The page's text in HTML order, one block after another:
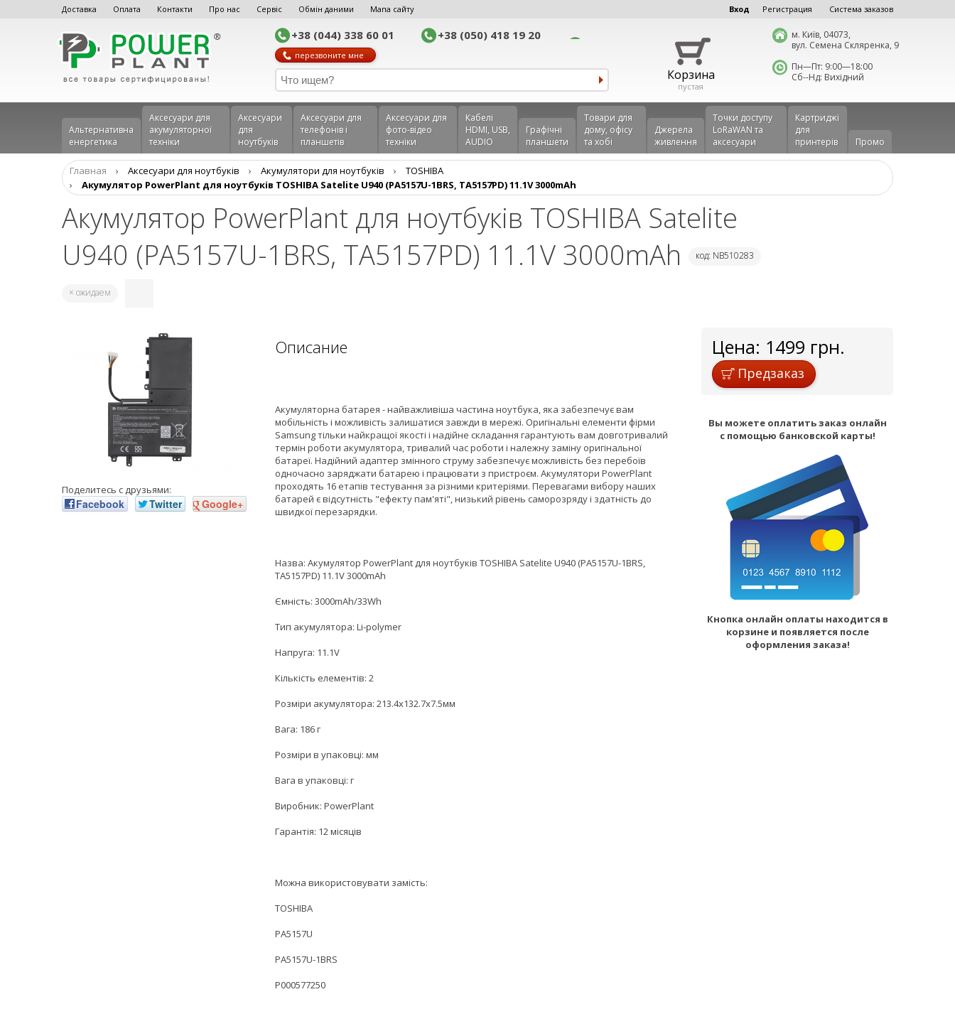
Доставка Оплата Контакти Про нас Сервіс Обмін даними Мапа сайту Вход Регистрация Система заказов
+38 (044) 338 60 01 +38 (050) 418 19 20
перезвоните мне
Корзина
пустая
м. Київ, 04073,
вул. Семена Скляренка, 9
Пн—Пт: 9:00—18:00
Сб--Нд: Вихідний
Альтернативна
енергетика
Аксесуари для
акумуляторної
техніки
Аксесуари
для
ноутбуків
Аксеcуари для
телефонів і
планшетів
Аксесуари для
фото-відео
техніки
Кабелі
HDMI, USB,
AUDIO
Графічні
планшети
Товари для
дому, офісу
та хобі
Джерела
живлення
Точки доступу
LoRaWAN та
аксесуари
Картриджі
для
принтерів
Промо
Главная › Аксесуари для ноутбуків › Aкумулятори для ноутбуків ›
TOSHIBA
›
Акумулятор PowerPlant для ноутбуків TOSHIBA Satelite U940 (PA5157U-1BRS, TA5157PD) 11.1V 3000mAh
Акумулятор PowerPlant для ноутбуків TOSHIBA Satelite
U940 (PA5157U-1BRS, TA5157PD) 11.1V 3000mAh
код: NB510283
× ожидаем
Поделитесь с друзьями:
Facebook Twitter Google+
Описание
Акумуляторна батарея - найважливіша частина ноутбука, яка забезпечує вам
мобільність і можливість залишатися завжди в мережі. Оригінальні елементи фірми
Samsung тільки найкращої якості і надійне складання гарантують вам довготривалий
термін роботи акумулятора, тривалий час роботи і належну заміну оригінальної
батареї. Надійний адаптер змінного струму забезпечує можливість без перебоїв
одночасно заряджати батарею і працювати з пристроєм. Акумулятори PowerPlant
проходять 16 етапів тестування за різними критеріями. Перевагами вибору наших
батарей є відсутність "ефекту пам'яті", низький рівень саморозряду і здатність до
швидкої перезарядки.
Назва: Акумулятор PowerPlant для ноутбуків TOSHIBA Satelite U940 (PA5157U-1BRS,
TA5157PD) 11.1V 3000mAh
Ємність: 3000mAh/33Wh
Тип акумулятора: Li-polymer
Напруга: 11.1V
Кількість елементів: 2
Розміри акумулятора: 213.4х132.7х7.5мм
Вага: 186 г
Розміри в упаковці: мм
Вага в упаковці: г
Виробник: PowerPlant
Гарантія: 12 місяців
Можна використовувати замість:
TOSHIBA
PA5157U
PA5157U-1BRS
P000577250
Цена: 1499 грн.
Предзаказ
Вы можете оплатить заказ онлайн
с помощью банковской карты!
Кнопка онлайн оплаты находится в
корзине и появляется после
оформления заказа!